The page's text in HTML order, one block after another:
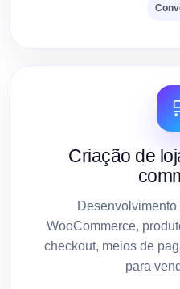
Criação de
WooCommerce,
checkout, meios de
para